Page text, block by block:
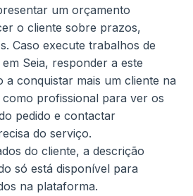
um orçamento
o cliente sobre prazos,
Caso execute trabalhos de
Seia, responder a este
a conquistar mais um cliente na
como profissional para ver os
pedido e contactar
do serviço.
do cliente, a descrição
só está disponível para
na plataforma.